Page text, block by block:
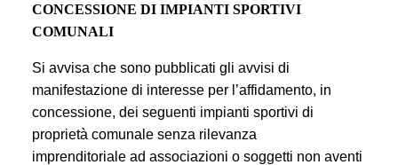
CONCESSIONE DI IMPIANTI SPORTIVI
COMUNALI
Si avvisa che sono pubblicati gli avvisi di
manifestazione di interesse per l’affidamento, in
concessione, dei seguenti impianti sportivi di
proprietà comunale senza rilevanza
imprenditoriale ad associazioni o soggetti non aventi